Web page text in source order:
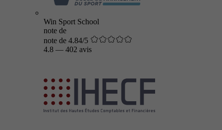
Win Sport School
note de
note de 4.84/5
4.8 — 402 avis